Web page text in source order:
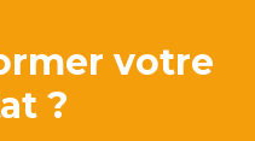
votre
?